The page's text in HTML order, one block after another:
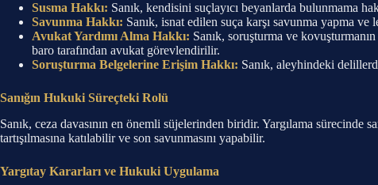
Susma Hakkı: Sanık, kendisini suçlayıcı beyanlarda bulunmama
Savunma Hakkı: Sanık, isnat edilen suça karşı savunma yapma
Avukat Yardımı Alma Hakkı: Sanık, soruşturma ve
baro tarafından avukat görevlendirilir.
Soruşturma Belgelerine Erişim Hakkı: Sanık, aleyhindeki
Sanığın Hukuki Süreçteki Rolü
Sanık, ceza davasının en önemli süjelerinden biridir. Yargılama sürecinde
tartışılmasına katılabilir ve son savunmasını yapabilir.
Yargıtay Kararları ve Hukuki Uygulama